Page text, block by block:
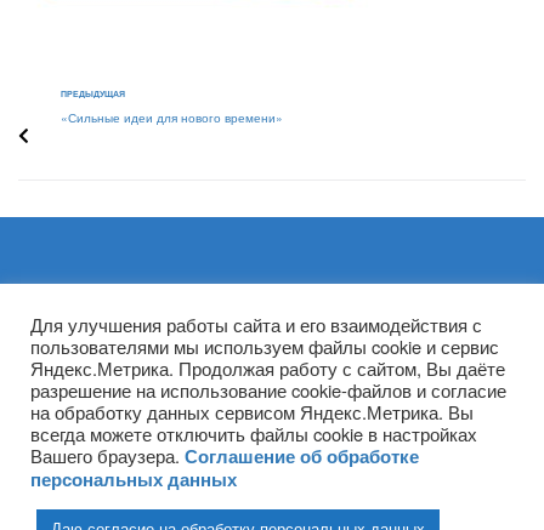
ПРЕДЫДУЩАЯ
«Сильные идеи для нового времени»
Архивы
(ГПОУ ТО «НТПБ») 2020 г. ©
Для улучшения работы сайта и его взаимодействия с
пользователями мы используем файлы cookie и сервис
Яндекс.Метрика. Продолжая работу с сайтом, Вы даёте
разрешение на использование cookie-файлов и согласие
на обработку данных сервисом Яндекс.Метрика. Вы
всегда можете отключить файлы cookie в настройках
Вашего браузера. Соглашение об обработке
персональных данных